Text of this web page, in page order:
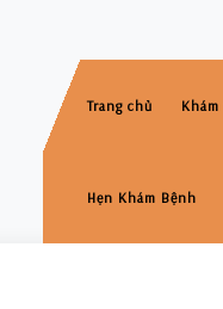
Trang chủ
Hẹn Khám Bệnh